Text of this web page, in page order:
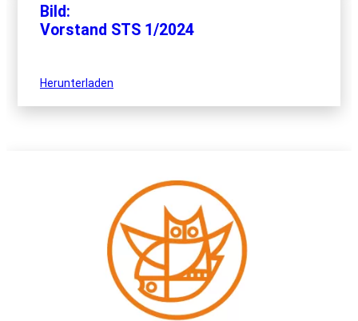
Bild:
Vorstand STS 1/2024
Herunterladen